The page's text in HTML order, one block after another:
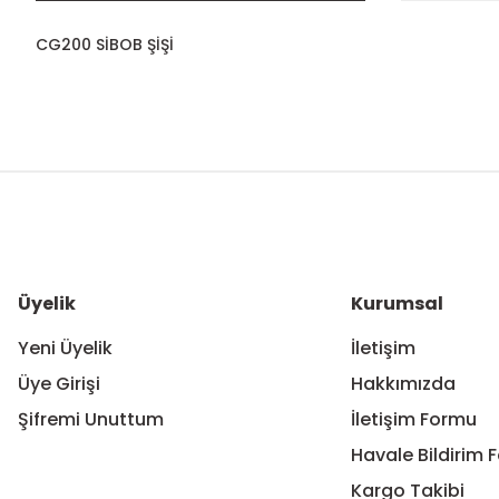
CG200 SİBOB ŞİŞİ
Ürün bilgilerinde hatalar bulunuyor.
Üyelik
Yeni Üyelik
Üye Girişi
Şifremi Unuttum
Kurumsal
İletişim
Hakkımızda
İletişim Formu
Havale Bildirim
Kargo Takibi